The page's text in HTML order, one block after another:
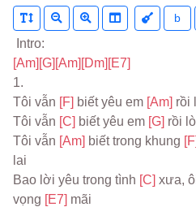
b
Intro:
[Am] [G] [Am] [Dm] [E7]
1.
Tôi vẫn [F] biết yêu em [Am] rồi
Tôi vẫn [C] biết yêu em [G] rồi
Tôi vẫn [Am] biết trong khung [F]
lai
Bao lời yêu trong tình [C] xưa,
vọng [E7] mãi